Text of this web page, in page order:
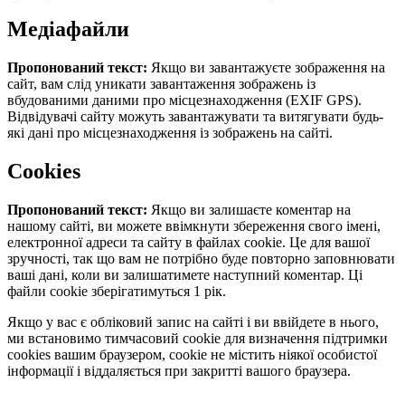
Медіафайли
Пропонований текст: Якщо ви завантажуєте зображення на
сайт, вам слід уникати завантаження зображень із
вбудованими даними про місцезнаходження (EXIF GPS).
Відвідувачі сайту можуть завантажувати та витягувати будь-
які дані про місцезнаходження із зображень на сайті.
Cookies
Пропонований текст: Якщо ви залишаєте коментар на
нашому сайті, ви можете ввімкнути збереження свого імені,
електронної адреси та сайту в файлах cookie. Це для вашої
зручності, так що вам не потрібно буде повторно заповнювати
ваші дані, коли ви залишатимете наступний коментар. Ці
файли cookie зберігатимуться 1 рік.
Якщо у вас є обліковий запис на сайті і ви ввійдете в нього,
ми встановимо тимчасовий cookie для визначення підтримки
cookies вашим браузером, cookie не містить ніякої особистої
інформації і віддаляється при закритті вашого браузера.